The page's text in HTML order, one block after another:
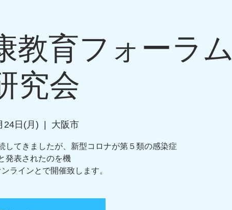
イベント
教育フォーラム
究会
24日(月) 大阪市
してきましたが、新型コロナが第５類の感染症
発表されたのを機
ラインとで開催致します。